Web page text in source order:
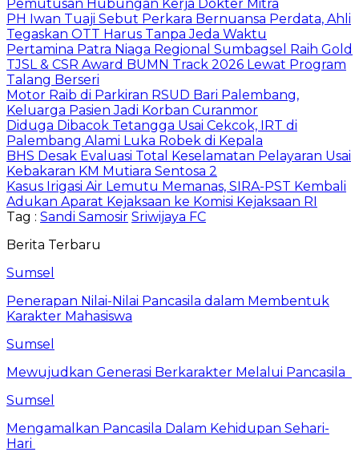
Pemutusan Hubungan Kerja Dokter Mitra
PH Iwan Tuaji Sebut Perkara Bernuansa Perdata, Ahli
Tegaskan OTT Harus Tanpa Jeda Waktu
Pertamina Patra Niaga Regional Sumbagsel Raih Gold
TJSL & CSR Award BUMN Track 2026 Lewat Program
Talang Berseri
Motor Raib di Parkiran RSUD Bari Palembang,
Keluarga Pasien Jadi Korban Curanmor
Diduga Dibacok Tetangga Usai Cekcok, IRT di
Palembang Alami Luka Robek di Kepala
BHS Desak Evaluasi Total Keselamatan Pelayaran Usai
Kebakaran KM Mutiara Sentosa 2
Kasus Irigasi Air Lemutu Memanas, SIRA-PST Kembali
Adukan Aparat Kejaksaan ke Komisi Kejaksaan RI
Tag : Sandi Samosir Sriwijaya FC
Berita Terbaru
Sumsel
Penerapan Nilai-Nilai Pancasila dalam Membentuk
Karakter Mahasiswa
Sumsel
Mewujudkan Generasi Berkarakter Melalui Pancasila
Sumsel
Mengamalkan Pancasila Dalam Kehidupan Sehari-
Hari